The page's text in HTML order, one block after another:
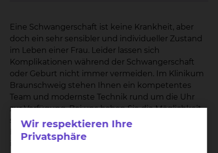
Eine Schwangerschaft ist keine Krankheit, aber
doch ein sehr sensibler und individueller Zustand
im Leben einer Frau. Leider lassen sich
Komplikationen während der Schwangerschaft
oder Geburt nicht immer vermeiden. Im Klinikum
Braunschweig stehen Ihnen ein kompetentes
Team und modernste Technik rund um die Uhr
zur Verfügung. Bei uns haben Sie die Möglichkeit,
sich individuell und auf dem neusten Stand der
Forschung beraten zu lassen. Dies gilt
insbesondere für Risikoschwangerschaften.
Wir respektieren Ihre
Privatsphäre